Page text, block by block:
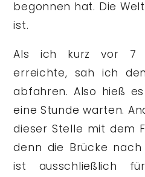
begonnen hat. Die
ist.
Als ich kurz vor 7
erreichte, sah ich
abfahren. Also hieß
eine Stunde warten.
dieser Stelle mit dem
denn die Brücke
ist ausschließlich